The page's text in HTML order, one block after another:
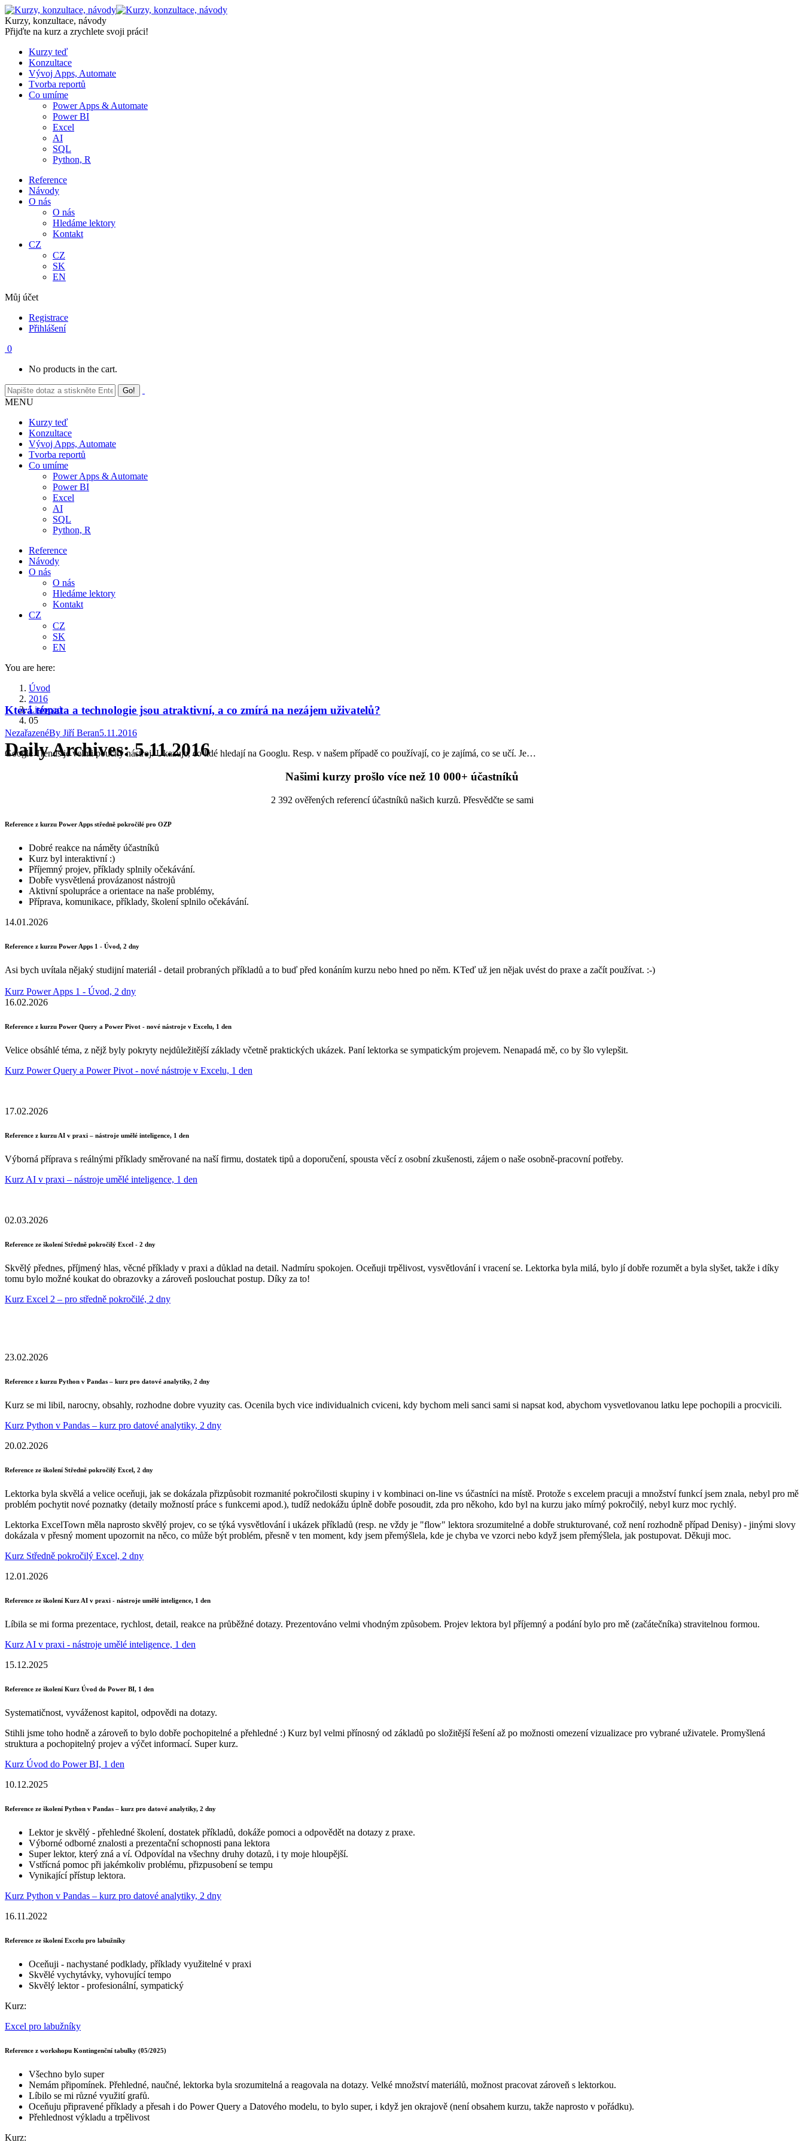
Skip
to
content
Kurzy, konzultace, návody
Přijďte na kurz a zrychlete svoji práci!
Kurzy teď
Konzultace
Vývoj Apps, Automate
Tvorba reportů
Co umíme
Power Apps & Automate
Power BI
Excel
AI
SQL
Python, R
Reference
Návody
O nás
O nás
Hledáme lektory
Kontakt
CZ
CZ
SK
EN
Můj účet
Registrace
Přihlášení
0
No products in the cart.
MENU
Kurzy teď
Konzultace
Vývoj Apps, Automate
Tvorba reportů
Co umíme
Power Apps & Automate
Power BI
Excel
AI
SQL
Python, R
Reference
Návody
O nás
O nás
Hledáme lektory
Kontakt
CZ
CZ
SK
EN
You are here:
Úvod
2016
Listopad
05
Daily Archives:5.11.2016
Která témata a technologie jsou atraktivní, a co zmírá na nezájem uživatelů?
NezařazenéBy Jiří Beran5.11.2016
Google Trends je velmi poučný nástroj. Ukazuje, co lidé hledají na Googlu. Resp. v našem případě co používají, co je zajímá, co se učí. Je…
Našimi kurzy prošlo více než 10 000+ účastníků
2 392 ověřených referencí účastníků našich kurzů. Přesvědčte se sami
Reference z kurzu Power Apps středně pokročilé pro OZP
Dobré reakce na náměty účastníků
Kurz byl interaktivní :)
Příjemný projev, příklady splnily očekávání.
Dobře vysvětlená provázanost nástrojů
Aktivní spolupráce a orientace na naše problémy,
Příprava, komunikace, příklady, školení splnilo očekávání.
14.01.2026
Reference z kurzu Power Apps 1 - Úvod, 2 dny
Asi bych uvítala nějaký studijní materiál - detail probraných příkladů a to buď před konáním kurzu nebo hned po něm. KTeď už jen nějak uvést do praxe a začít používat. :-)
Kurz Power Apps 1 - Úvod, 2 dny
16.02.2026
Reference z kurzu Power Query a Power Pivot - nové nástroje v Excelu, 1 den
Velice obsáhlé téma, z nějž byly pokryty nejdůležitější základy včetně praktických ukázek. Paní lektorka se sympatickým projevem. Nenapadá mě, co by šlo vylepšit.
Kurz Power Query a Power Pivot - nové nástroje v Excelu, 1 den
17.02.2026
Reference z kurzu AI v praxi – nástroje umělé inteligence, 1 den
Výborná příprava s reálnými příklady směrované na naší firmu, dostatek tipů a doporučení, spousta věcí z osobní zkušenosti, zájem o naše osobně-pracovní potřeby.
Kurz AI v praxi – nástroje umělé inteligence, 1 den
02.03.2026
Reference ze školení Středně pokročilý Excel - 2 dny
Skvělý přednes, příjmený hlas, věcné příklady v praxi a důklad na detail. Nadmíru spokojen. Oceňuji trpělivost, vysvětlování i vracení se. Lektorka byla milá, bylo jí dobře rozumět a byla slyšet, takže i díky
tomu bylo možné koukat do obrazovky a zároveň poslouchat postup. Díky za to!
Kurz Excel 2 – pro středně pokročilé, 2 dny
23.02.2026
Reference z kurzu Python v Pandas – kurz pro datové analytiky, 2 dny
Kurz se mi libil, narocny, obsahly, rozhodne dobre vyuzity cas. Ocenila bych vice individualnich cviceni, kdy bychom meli sanci sami si napsat kod, abychom vysvetlovanou latku lepe pochopili a procvicili.
Kurz Python v Pandas – kurz pro datové analytiky, 2 dny
20.02.2026
Reference ze školení Středně pokročilý Excel, 2 dny
Lektorka byla skvělá a velice oceňuji, jak se dokázala přizpůsobit rozmanité pokročilosti skupiny i v kombinaci on-line vs účastníci na místě. Protože s excelem pracuji a množství funkcí jsem znala, nebyl pro mě
problém pochytit nové poznatky (detaily možností práce s funkcemi apod.), tudíž nedokážu úplně dobře posoudit, zda pro někoho, kdo byl na kurzu jako mírný pokročilý, nebyl kurz moc rychlý.
Lektorka ExcelTown měla naprosto skvělý projev, co se týká vysvětlování i ukázek příkladů (resp. ne vždy je "flow" lektora srozumitelné a dobře strukturované, což není rozhodně případ Denisy) - jinými slovy
dokázala v přesný moment upozornit na něco, co může být problém, přesně v ten moment, kdy jsem přemýšlela, kde je chyba ve vzorci nebo když jsem přemýšlela, jak postupovat. Děkuji moc.
Kurz Středně pokročilý Excel, 2 dny
12.01.2026
Reference ze školení Kurz AI v praxi - nástroje umělé inteligence, 1 den
Líbila se mi forma prezentace, rychlost, detail, reakce na průběžné dotazy. Prezentováno velmi vhodným způsobem. Projev lektora byl příjemný a podání bylo pro mě (začátečníka) stravitelnou formou.
Kurz AI v praxi - nástroje umělé inteligence, 1 den
15.12.2025
Reference ze školení Kurz Úvod do Power BI, 1 den
Systematičnost, vyváženost kapitol, odpovědi na dotazy.
Stihli jsme toho hodně a zároveň to bylo dobře pochopitelné a přehledné :) Kurz byl velmi přínosný od základů po složitější řešení až po možnosti omezení vizualizace pro vybrané uživatele. Promyšlená
struktura a pochopitelný projev a výčet informací. Super kurz.
Kurz Úvod do Power BI, 1 den
10.12.2025
Reference ze školení Python v Pandas – kurz pro datové analytiky, 2 dny
Lektor je skvělý - přehledné školení, dostatek příkladů, dokáže pomoci a odpovědět na dotazy z praxe.
Výborné odborné znalosti a prezentační schopnosti pana lektora
Super lektor, který zná a ví. Odpovídal na všechny druhy dotazů, i ty moje hloupější.
Vstřícná pomoc při jakémkoliv problému, přizpusobení se tempu
Vynikající přístup lektora.
Kurz Python v Pandas – kurz pro datové analytiky, 2 dny
16.11.2022
Reference ze školení Excelu pro labužníky
Oceňuji - nachystané podklady, příklady využitelné v praxi
Skvělé vychytávky, vyhovující tempo
Skvělý lektor - profesionální, sympatický
Kurz:
Excel pro labužníky
Reference z workshopu Kontingenční tabulky (05/2025)
Všechno bylo super
Nemám připomínek. Přehledné, naučné, lektorka byla srozumitelná a reagovala na dotazy. Velké množství materiálů, možnost pracovat zároveň s lektorkou.
Líbilo se mi různé využití grafů.
Oceňuju připravené příklady a přesah i do Power Query a Datového modelu, to bylo super, i když jen okrajově (není obsahem kurzu, takže naprosto v pořádku).
Přehlednost výkladu a trpělivost
Kurz: